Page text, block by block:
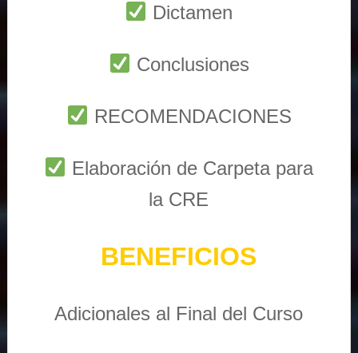
Dictamen
Conclusiones
RECOMENDACIONES
Elaboración de Carpeta para
la CRE
BENEFICIOS
Adicionales al Final del Curso